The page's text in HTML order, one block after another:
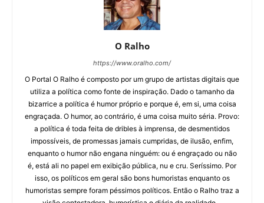
O Ralho
https://www.oralho.com/
O Portal O Ralho é composto por um grupo de artistas digitais que
utiliza a política como fonte de inspiração. Dado o tamanho da
bizarrice a política é humor próprio e porque é, em si, uma coisa
engraçada. O humor, ao contrário, é uma coisa muito séria. Provo:
a política é toda feita de dribles à imprensa, de desmentidos
impossíveis, de promessas jamais cumpridas, de ilusão, enfim,
enquanto o humor não engana ninguém: ou é engraçado ou não
é, está ali no papel em exibição pública, nu e cru. Seríssimo. Por
isso, os políticos em geral são bons humoristas enquanto os
humoristas sempre foram péssimos políticos. Então o Ralho traz a